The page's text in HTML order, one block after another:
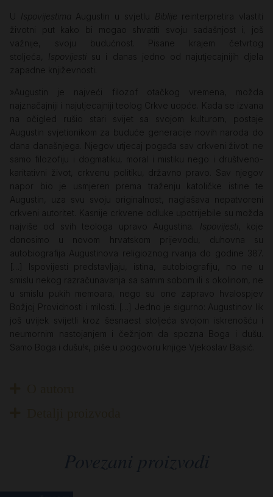
U Ispovijestima Augustin u svjetlu Biblije
reinterpretira vlastiti
životni put kako bi mogao shvatiti svoju sadašnjost i, još
važnije, svoju budućnost. Pisane krajem četvrtog
stoljeća,
Ispovijesti
su i danas jedno od najutjecajnijih djela
zapadne književnosti.
»Augustin je najveći filozof otačkog vremena, možda
najznačajniji i najutjecajniji teolog Crkve uopće. Kada se izvana
na očigled rušio stari svijet sa svojom kulturom, postaje
Augustin svjetionikom za buduće generacije novih naroda do
dana današnjega. Njegov utjecaj pogađa sav crkveni život: ne
samo filozofiju i dogmatiku, moral i mistiku nego i društveno-
karitativni život, crkvenu politiku, državno pravo. Sav njegov
napor bio je usmjeren prema traženju katoličke istine te
Augustin, uza svu svoju originalnost, naglašava nepatvoreni
crkveni autoritet. Kasnije crkvene odluke upotrijebile su možda
najviše od svih teologa upravo Augustina.
Ispovijesti
, koje
donosimo u novom hrvatskom prijevodu, duhovna su
autobiografija Augustinova religioznog rvanja do godine 387.
[…] Ispovijesti predstavljaju, istina, autobiografiju, no ne u
smislu nekog razračunavanja sa samim sobom ili s okolinom, ne
u smislu pukih memoara, nego su one zapravo hvalospjev
Božjoj Providnosti i milosti. […] Jedno je sigurno: Augustinov lik
još uvijek svijetli kroz šesnaest stoljeća svojom iskrenošću i
neumornim nastojanjem i čežnjom da spozna Boga i dušu.
Samo Boga i dušu!«, piše u pogovoru knjige Vjekoslav Bajsić.